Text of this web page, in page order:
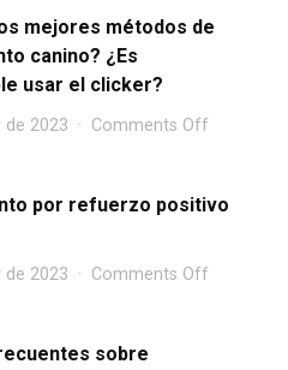
mejores métodos de
canino? ¿Es
usar el clicker?
de 2023 Comments Off
por refuerzo positivo
de 2023 Comments Off
sobre